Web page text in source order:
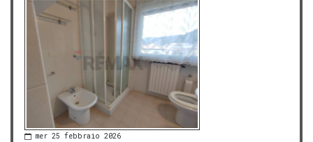
mer 25 febbraio 2026